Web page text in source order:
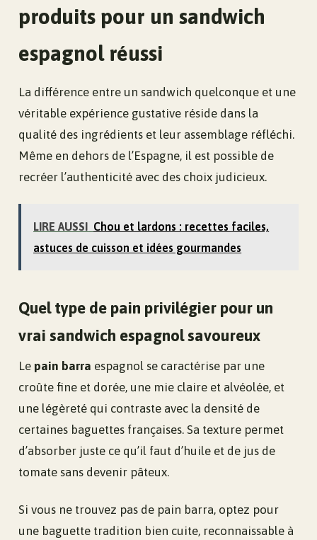
produits pour un sandwich
espagnol réussi
La différence entre un sandwich quelconque et une
véritable expérience gustative réside dans la
qualité des ingrédients et leur assemblage réfléchi.
Même en dehors de l’Espagne, il est possible de
recréer l’authenticité avec des choix judicieux.
LIRE AUSSI Chou et lardons : recettes faciles,
astuces de cuisson et idées gourmandes
Quel type de pain privilégier pour un
vrai sandwich espagnol savoureux
Le pain barra espagnol se caractérise par une
croûte fine et dorée, une mie claire et alvéolée, et
une légèreté qui contraste avec la densité de
certaines baguettes françaises. Sa texture permet
d’absorber juste ce qu’il faut d’huile et de jus de
tomate sans devenir pâteux.
Si vous ne trouvez pas de pain barra, optez pour
une baguette tradition bien cuite, reconnaissable à